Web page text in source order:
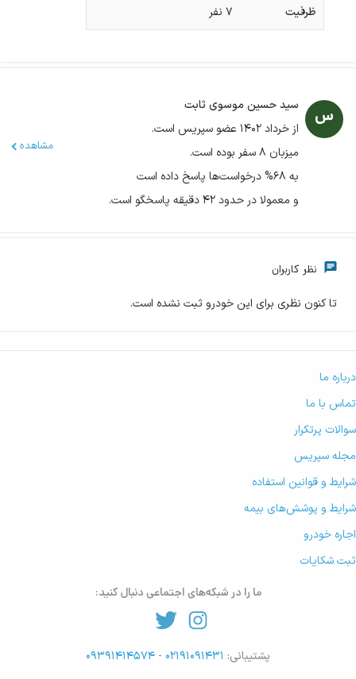
ظرفیت
۷ نفر
سید حسین موسوی ثابت
از خرداد ۱۴۰۲ عضو سپریس است.
میزبان ۸ سفر بوده است.
به ۶۸% درخواست‌ها پاسخ داده است
و معمولا در حدود ۴۲ دقیقه پاسخگو است.
مشاهده
نظر کاربران
تا کنون نظری برای این خودرو ثبت نشده است.
درباره ما
تماس با ما
سوالات پرتکرار
مجله سپریس
شرایط و قوانین استفاده
شرایط و پوشش‌های بیمه
اجاره خودرو
ثبت شکایات
ما را در شبکه‌های اجتماعی دنبال کنید:
پشتیبانی: ۰۲۱۹۱۰۹۱۴۳۱ -